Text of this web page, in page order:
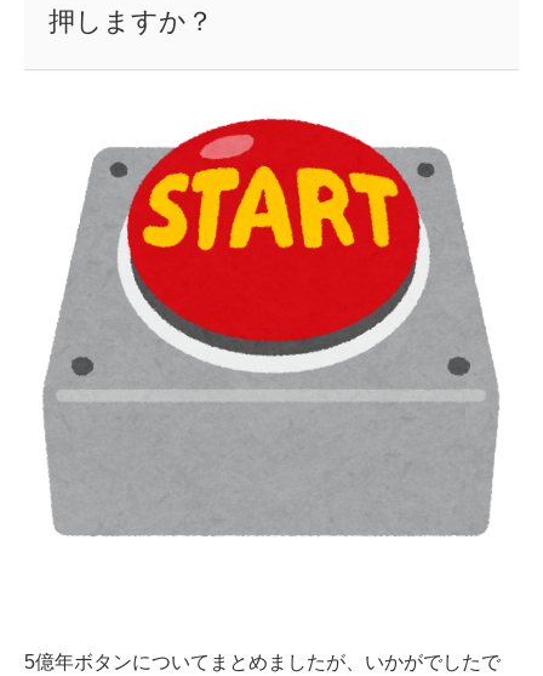
押しますか？
5億年ボタンについてまとめましたが、いかがでしたで